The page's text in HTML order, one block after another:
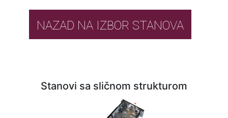
NAZAD NA IZBOR STANOVA
Stanovi sa sličnom strukturom